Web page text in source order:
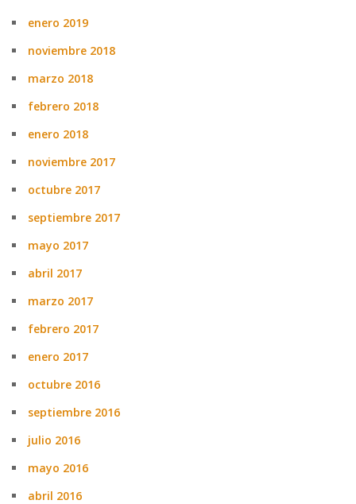
enero 2019
noviembre 2018
marzo 2018
febrero 2018
enero 2018
noviembre 2017
octubre 2017
septiembre 2017
mayo 2017
abril 2017
marzo 2017
febrero 2017
enero 2017
octubre 2016
septiembre 2016
julio 2016
mayo 2016
abril 2016